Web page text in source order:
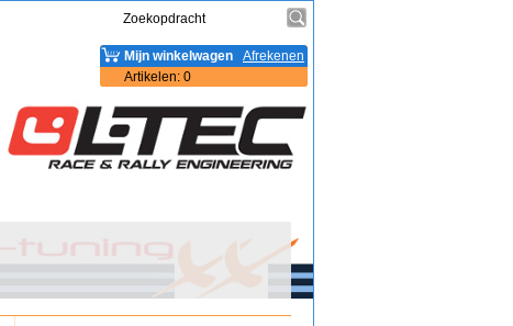
Afrekenen
Mijn winkelwagen
Artikelen: 0